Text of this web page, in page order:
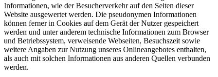
Informationen, wie der Besucherverkehr auf den Seiten dieser
Website ausgewertet werden. Die pseudonymen Informationen
können ferner in Cookies auf dem Gerät der Nutzer gespeichert
werden und unter anderem technische Informationen zum Browser
und Betriebssystem, verweisende Webseiten, Besuchszeit sowie
weitere Angaben zur Nutzung unseres Onlineangebotes enthalten,
als auch mit solchen Informationen aus anderen Quellen verbunden
werden.